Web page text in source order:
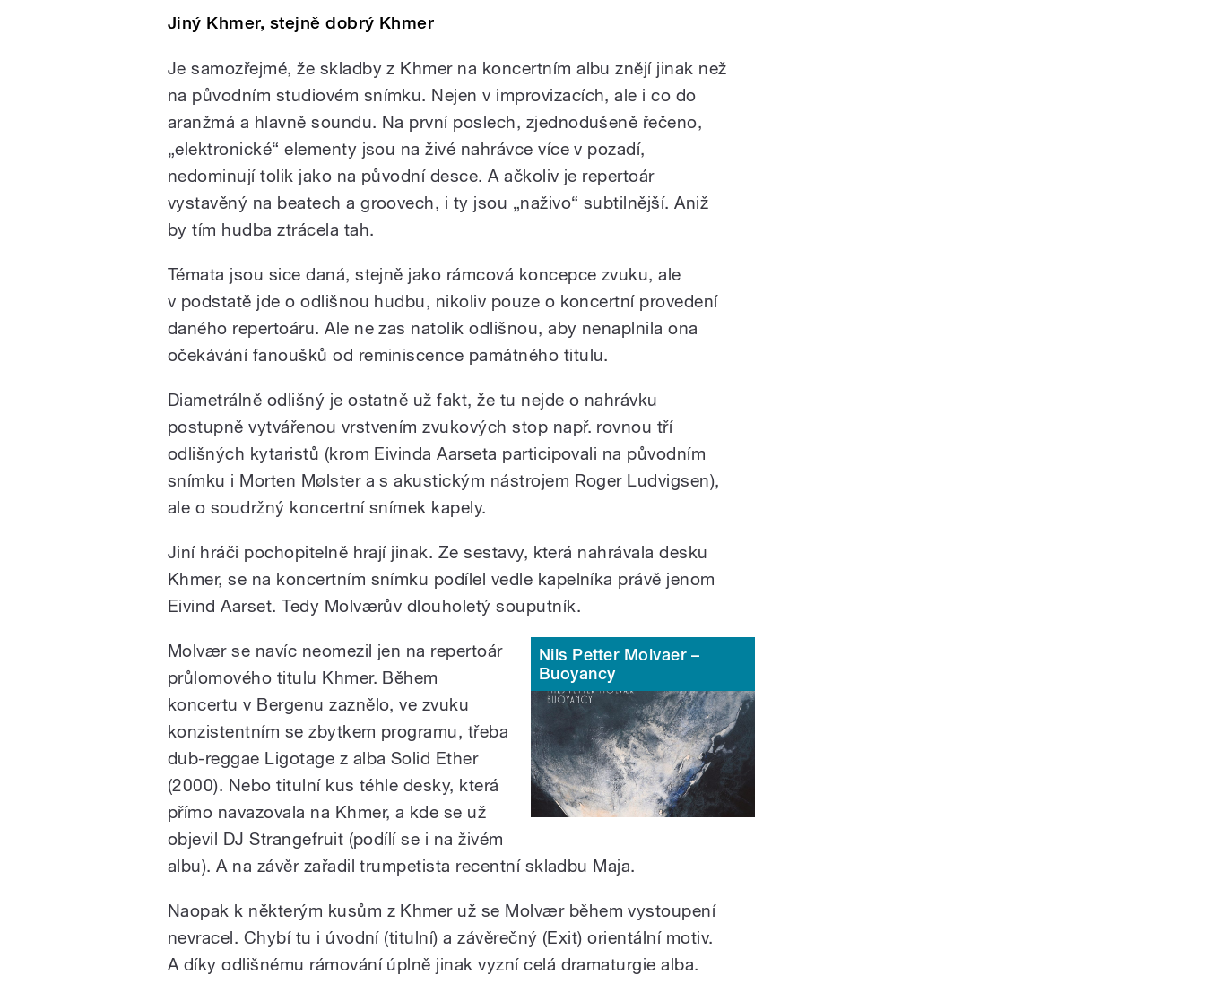
Jiný Khmer, stejně dobrý Khmer
Je samozřejmé, že skladby z Khmer na koncertním albu znějí jinak než
na původním studiovém snímku. Nejen v improvizacích, ale i co do
aranžmá a hlavně soundu. Na první poslech, zjednodušeně řečeno,
„elektronické“ elementy jsou na živé nahrávce více v pozadí,
nedominují tolik jako na původní desce. A ačkoliv je repertoár
vystavěný na beatech a groovech, i ty jsou „naživo“ subtilnější. Aniž
by tím hudba ztrácela tah.
Témata jsou sice daná, stejně jako rámcová koncepce zvuku, ale
v podstatě jde o odlišnou hudbu, nikoliv pouze o koncertní provedení
daného repertoáru. Ale ne zas natolik odlišnou, aby nenaplnila ona
očekávání fanoušků od reminiscence památného titulu.
Diametrálně odlišný je ostatně už fakt, že tu nejde o nahrávku
postupně vytvářenou vrstvením zvukových stop např. rovnou tří
odlišných kytaristů (krom Eivinda Aarseta participovali na původním
snímku i Morten Mølster a s akustickým nástrojem Roger Ludvigsen),
ale o soudržný koncertní snímek kapely.
Jiní hráči pochopitelně hrají jinak. Ze sestavy, která nahrávala desku
Khmer, se na koncertním snímku podílel vedle kapelníka právě jenom
Eivind Aarset. Tedy Molværův dlouholetý souputník.
Nils Petter Molvaer –
Buoyancy
Molvær se navíc neomezil jen na repertoár
průlomového titulu Khmer. Během
koncertu v Bergenu zaznělo, ve zvuku
konzistentním se zbytkem programu, třeba
dub-reggae Ligotage z alba Solid Ether
(2000). Nebo titulní kus téhle desky, která
přímo navazovala na Khmer, a kde se už
objevil DJ Strangefruit (podílí se i na živém
albu). A na závěr zařadil trumpetista recentní skladbu Maja.
Naopak k některým kusům z Khmer už se Molvær během vystoupení
nevracel. Chybí tu i úvodní (titulní) a závěrečný (Exit) orientální motiv.
A díky odlišnému rámování úplně jinak vyzní celá dramaturgie alba.